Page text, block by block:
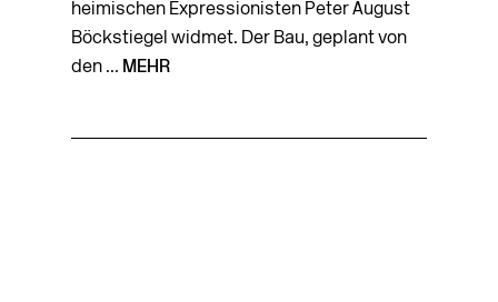
heimischen Expressio­nisten Peter August
Böckstiegel widmet. Der Bau, geplant von
den ... MEHR